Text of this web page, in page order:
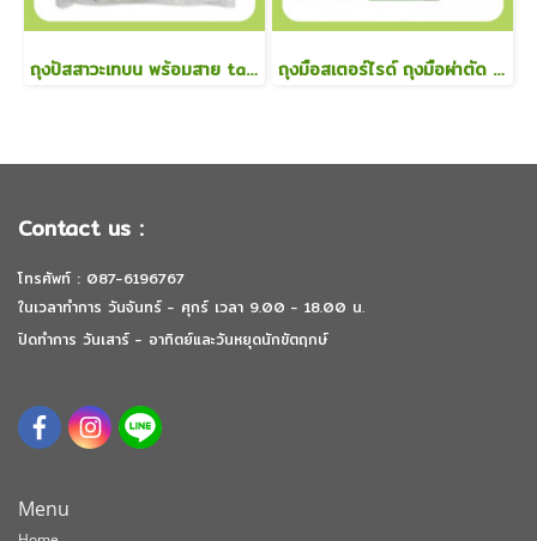
ถุงปัสสาวะเทบน พร้อมสาย taining urine bag 2000 ml ยูรีนแบก ถุงมือสเตอร์ไรด์ ถุงมือผ่าตัด ไม่มีแป้ง sterile เบอร์ 6 เบอร์ 6.5 เบอร์ 7 เบอร์ 7.5
Contact us :
โทรศัพท์ : 087-6196767
ในเวลาทำการ วันจันทร์ - ศุกร์ เวลา 9.00 - 18.00 น.
ปิดทำการ วันเสาร์ - อาทิตย์และวันหยุดนักขัตฤกษ์
Menu